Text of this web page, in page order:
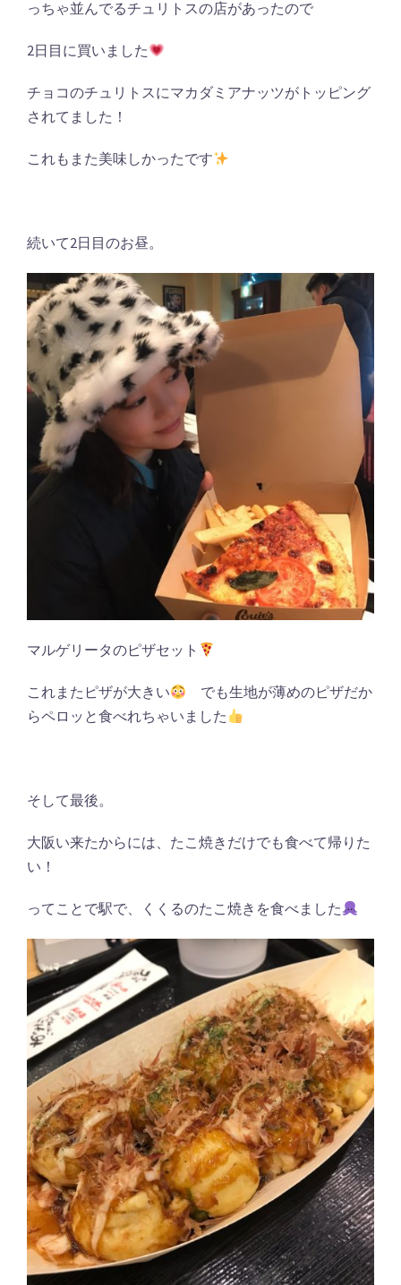
っちゃ並んでるチュリトスの店があったので
2日目に買いました
チョコのチュリトスにマカダミアナッツがトッピング
されてました！
これもまた美味しかったです
続いて2日目のお昼。
マルゲリータのピザセット
これまたピザが大きい
でも生地が薄めのピザだか
らペロッと食べれちゃいました
そして最後。
大阪い来たからには、たこ焼きだけでも食べて帰りた
い！
ってことで駅で、くくるのたこ焼きを食べました